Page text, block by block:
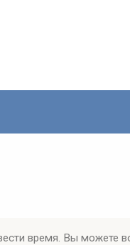
время. Вы можете